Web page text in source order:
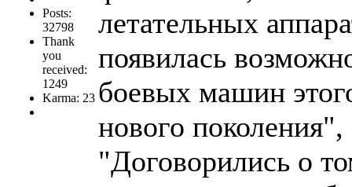
Posts:
32798
Thank
you
received:
1249
Karma: 23
летательных
появилась
боевых машин
нового
"Договорились о